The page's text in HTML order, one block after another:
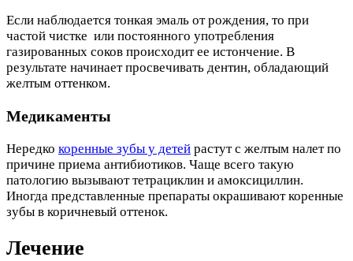
Если наблюдается тонкая эмаль от рождения, то при
частой чистке или постоянного употребления
газированных соков происходит ее истончение. В
результате начинает просвечивать дентин, обладающий
желтым оттенком.
Медикаменты
Нередко коренные зубы у детей растут с желтым налет по
причине приема антибиотиков. Чаще всего такую
патологию вызывают тетрациклин и амоксициллин.
Иногда представленные препараты окрашивают коренные
зубы в коричневый оттенок.
Лечение